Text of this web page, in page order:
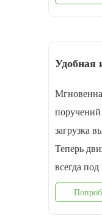
Удобная
поручений
загрузка
Теперь
всегда